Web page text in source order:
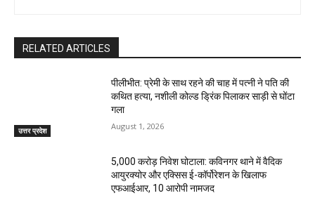
RELATED ARTICLES
उत्तर प्रदेश
पीलीभीत: प्रेमी के साथ रहने की चाह में पत्नी ने पति की
कथित हत्या, नशीली कोल्ड ड्रिंक पिलाकर साड़ी से घोंटा
गला
August 1, 2026
₹5,000 करोड़ निवेश घोटाला: कविनगर थाने में वैदिक
आयुरक्योर और एक्सिस ई-कॉर्पोरेशन के खिलाफ
एफआईआर, 10 आरोपी नामजद